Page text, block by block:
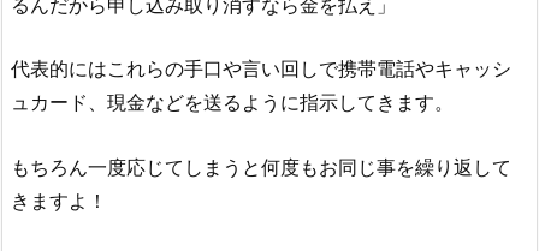
代表的にはこれらの手口や言い回しで携帯電話やキャッシ
ュカード、現金などを送るように指示してきます。
もちろん一度応じてしまうと何度もお同じ事を繰り返して
きますよ！